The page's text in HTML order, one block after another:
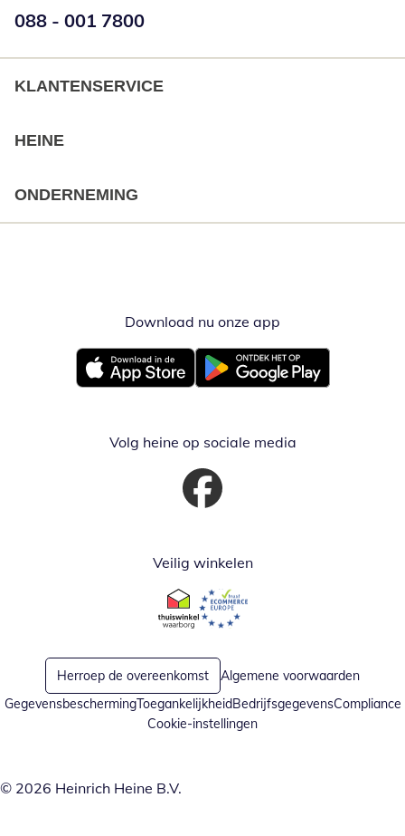
Telefoonnummer:
088 - 001 7800
KLANTENSERVICE
HEINE
ONDERNEMING
Download nu onze app
Opent in nieuw vensterOpent in nieuw venster
Volg heine op sociale media
Opent in nieuw venster
Veilig winkelen
Opent in nieuw venster
Opent in nieuw venster
Herroep de overeenkomst
Algemene voorwaarden
GegevensbeschermingToegankelijkheidBedrijfsgegevensCompliance
Cookie-instellingen
© 2026 Heinrich Heine B.V.